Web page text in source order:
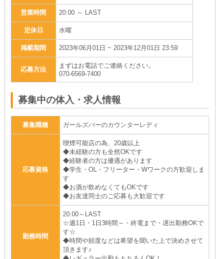
営業時間 20:00 ～ LAST
定休日 水曜
掲載期間 2023年06月01日 ~ 2023年12月01日 23:59
応募方法
まずはお電話でご連絡ください。
070-6569-7400
募集中の体入・求人情報
募集職種 ガールズバーのカウンターレディ
応募資格
喫煙可能店の為、20歳以上
◆未経験の方も全然OKです
◆経験者の方は優遇があります
◆学生・OL・フリーター・Wワークの方歓迎しま
す
◆お酒が飲めなくてもOKです
◆お友達同士のご応募も大歓迎です
勤務時間
20:00～LAST
☆週1日・1日3時間～・終電まで・遅出勤務OKで
す☆
◆時間や頻度などは希望を聞いた上で決めさせて
頂きます♪